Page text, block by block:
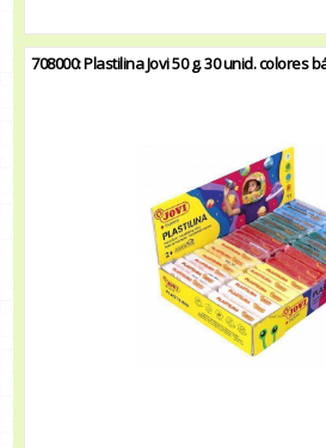
708000: Plastilina Jovi 50 g. 30 unid. colores